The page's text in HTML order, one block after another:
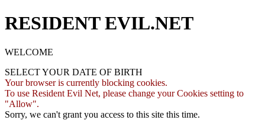
RESIDENT EVIL.NET
WELCOME
SELECT YOUR DATE OF BIRTH
Your browser is currently blocking cookies.
To use Resident Evil Net, please change your Cookies setting to
"Allow".
Sorry, we can't grant you access to this site this time.